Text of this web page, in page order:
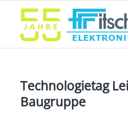
Technologietag
Baugruppe